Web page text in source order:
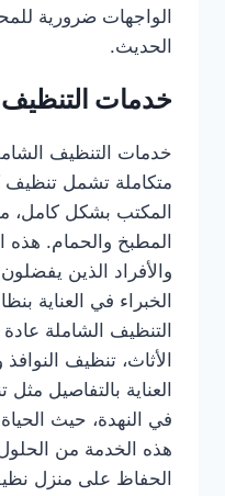
الواجهات ضرورية
الحديث.
خدمات التنظيف
خدمات التنظيف
متكاملة تشمل تنظيف
المكتب بشكل كامل،
المطبخ والحمام. هذه
والأفراد الذين
الخبراء في العناية
التنظيف الشاملة
الأثاث، تنظيف
العناية بالتفاصيل
في النهدة، حيث
هذه الخدمة من
الحفاظ على منزل